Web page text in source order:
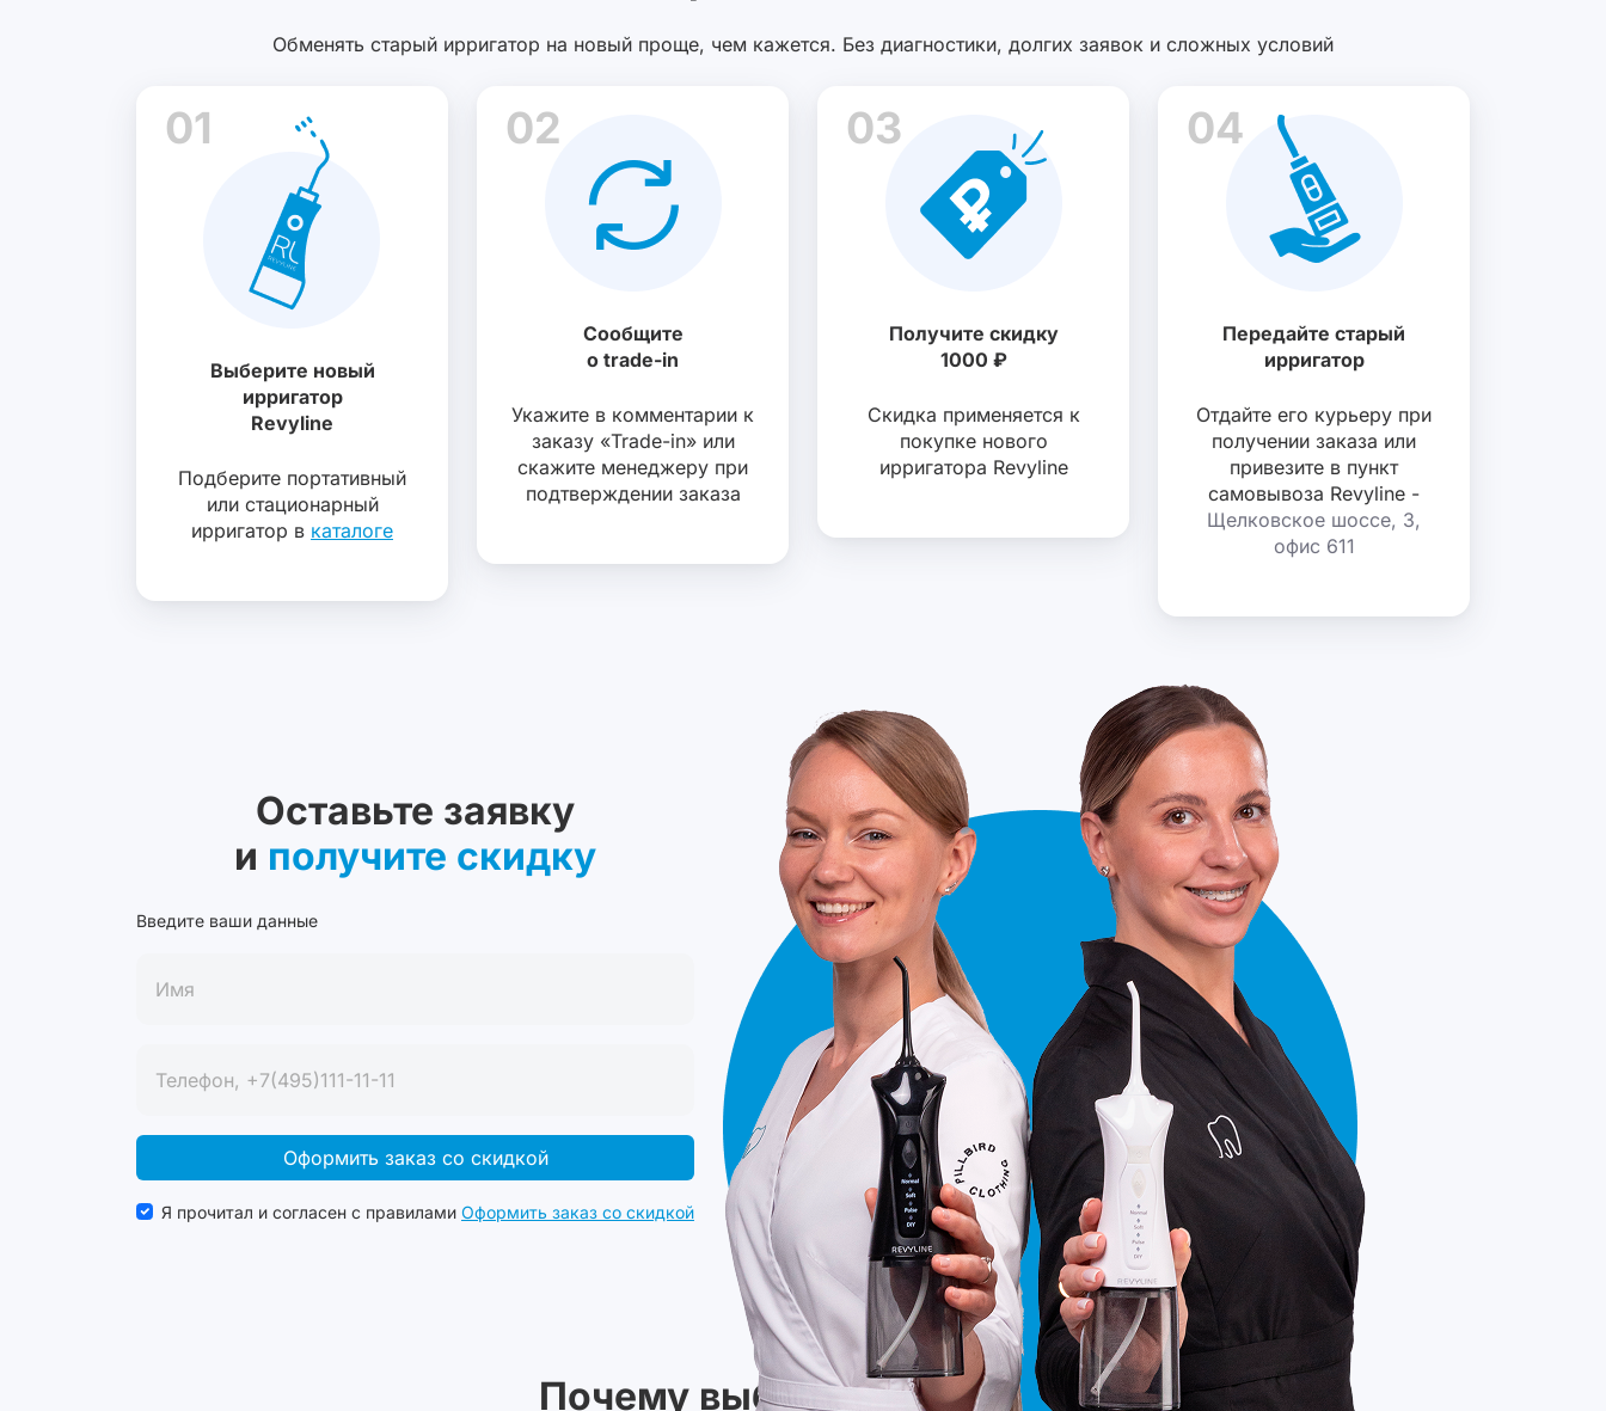
Обменять старый ирригатор на новый проще, чем кажется. Без диагностики, долгих заявок и сложных условий
01
Выберите новый
ирригатор
Revyline
Подберите портативный
или стационарный
ирригатор в каталоге
02
Сообщите
о trade-in
Укажите в комментарии к
заказу «Trade-in» или
скажите менеджеру при
подтверждении заказа
03
Получите скидку
1000 ₽
Скидка применяется к
покупке нового
ирригатора Revyline
04
Передайте старый
ирригатор
Отдайте его курьеру при
получении заказа или
привезите в пункт
самовывоза Revyline -
Щелковское шоссе, 3,
офис 611
Оставьте заявку
и получите скидку
Введите ваши данные
Оформить заказ со скидкой
Я прочитал и согласен с правилами Оформить заказ со скидкой
Почему выбираютRevyline